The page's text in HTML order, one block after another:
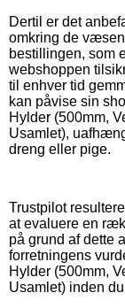
Dertil er det
omkring de
bestillingen, som
webshoppen
til enhver tid
kan påvise sin
Hylder (500mm,
Usamlet),
dreng eller pige.
Trustpilot
at evaluere en
på grund af dette
forretningens
Hylder (500mm,
Usamlet) inden